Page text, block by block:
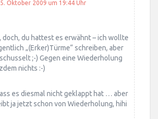
5. Oktober 2009 um 19:44 Uhr
doch, du hattest es erwähnt – ich wollte
„(Erker)Türme“ schreiben, aber
;-) Gegen eine Wiederholung
nichts :-)
es diesmal nicht geklappt hat … aber
ja jetzt schon von Wiederholung, hihi